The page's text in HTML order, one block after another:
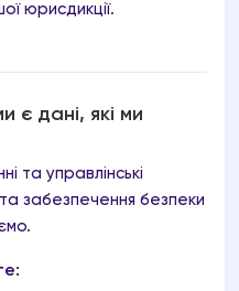
юрисдикції.
є дані, які ми
та управлінські
забезпечення безпеки